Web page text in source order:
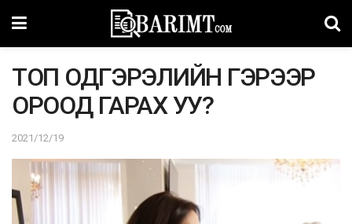
ТОП ОДГЭРЭЛИЙН ГЭРЭЭР
ОРООД ГАРАХ УУ?
2021/12/19